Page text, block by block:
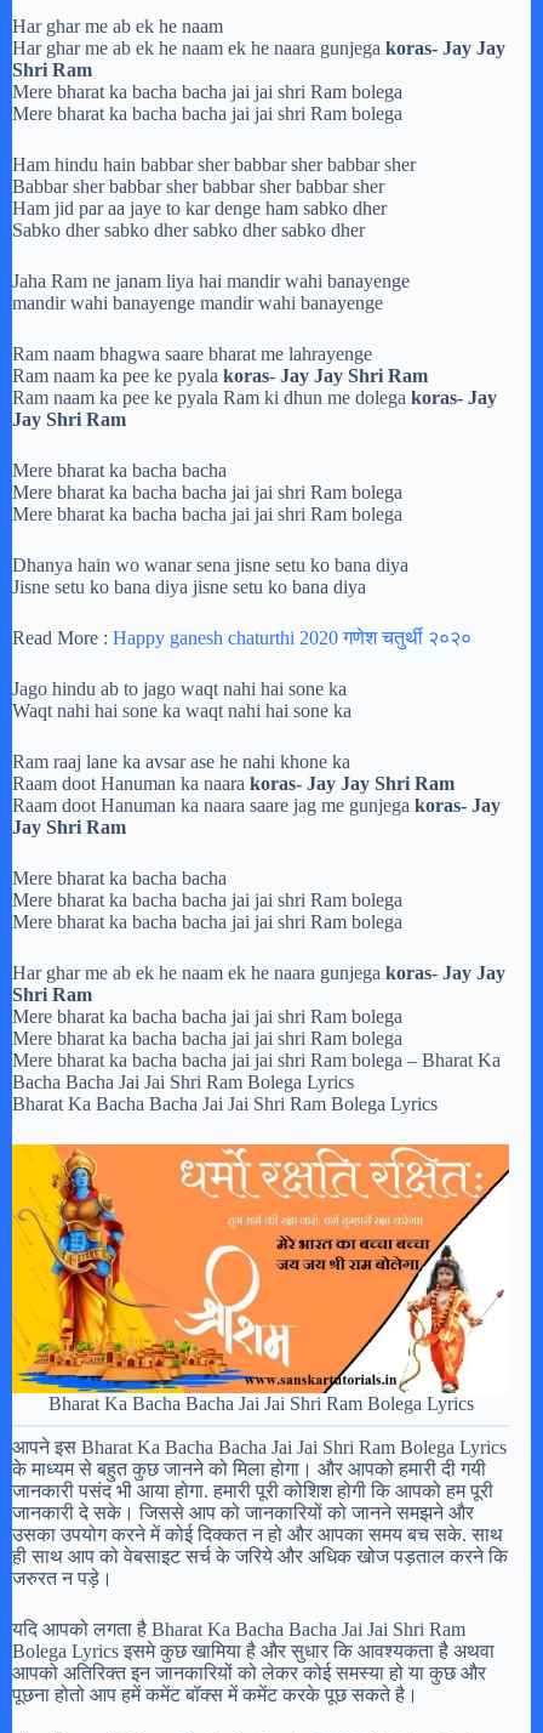
Har ghar me ab ek he naam
Har ghar me ab ek he naam ek he naara gunjega koras- Jay Jay
Shri Ram
Mere bharat ka bacha bacha jai jai shri Ram bolega
Mere bharat ka bacha bacha jai jai shri Ram bolega
Ham hindu hain babbar sher babbar sher babbar sher
Babbar sher babbar sher babbar sher babbar sher
Ham jid par aa jaye to kar denge ham sabko dher
Sabko dher sabko dher sabko dher sabko dher
Jaha Ram ne janam liya hai mandir wahi banayenge
mandir wahi banayenge mandir wahi banayenge
Ram naam bhagwa saare bharat me lahrayenge
Ram naam ka pee ke pyala koras- Jay Jay Shri Ram
Ram naam ka pee ke pyala Ram ki dhun me dolega koras- Jay
Jay Shri Ram
Mere bharat ka bacha bacha
Mere bharat ka bacha bacha jai jai shri Ram bolega
Mere bharat ka bacha bacha jai jai shri Ram bolega
Dhanya hain wo wanar sena jisne setu ko bana diya
Jisne setu ko bana diya jisne setu ko bana diya
Read More : Happy ganesh chaturthi 2020 गणेश चतुर्थी २०२०
Jago hindu ab to jago waqt nahi hai sone ka
Waqt nahi hai sone ka waqt nahi hai sone ka
Ram raaj lane ka avsar ase he nahi khone ka
Raam doot Hanuman ka naara koras- Jay Jay Shri Ram
Raam doot Hanuman ka naara saare jag me gunjega koras- Jay
Jay Shri Ram
Mere bharat ka bacha bacha
Mere bharat ka bacha bacha jai jai shri Ram bolega
Mere bharat ka bacha bacha jai jai shri Ram bolega
Har ghar me ab ek he naam ek he naara gunjega koras- Jay Jay
Shri Ram
Mere bharat ka bacha bacha jai jai shri Ram bolega
Mere bharat ka bacha bacha jai jai shri Ram bolega
Mere bharat ka bacha bacha jai jai shri Ram bolega – Bharat Ka
Bacha Bacha Jai Jai Shri Ram Bolega Lyrics
Bharat Ka Bacha Bacha Jai Jai Shri Ram Bolega Lyrics
Bharat Ka Bacha Bacha Jai Jai Shri Ram Bolega Lyrics
आपने इस Bharat Ka Bacha Bacha Jai Jai Shri Ram Bolega Lyrics
के माध्यम से बहुत कुछ जानने को मिला होगा। और आपको हमारी दी गयी
जानकारी पसंद भी आया होगा. हमारी पूरी कोशिश होगी कि आपको हम पूरी
जानकारी दे सके। जिससे आप को जानकारियों को जानने समझने और
उसका उपयोग करने में कोई दिक्कत न हो और आपका समय बच सके. साथ
ही साथ आप को वेबसाइट सर्च के जरिये और अधिक खोज पड़ताल करने कि
जरुरत न पड़े।
यदि आपको लगता है Bharat Ka Bacha Bacha Jai Jai Shri Ram
Bolega Lyrics इसमे कुछ खामिया है और सुधार कि आवश्यकता है अथवा
आपको अतिरिक्त इन जानकारियों को लेकर कोई समस्या हो या कुछ और
पूछना होतो आप हमें कमेंट बॉक्स में कमेंट करके पूछ सकते है।